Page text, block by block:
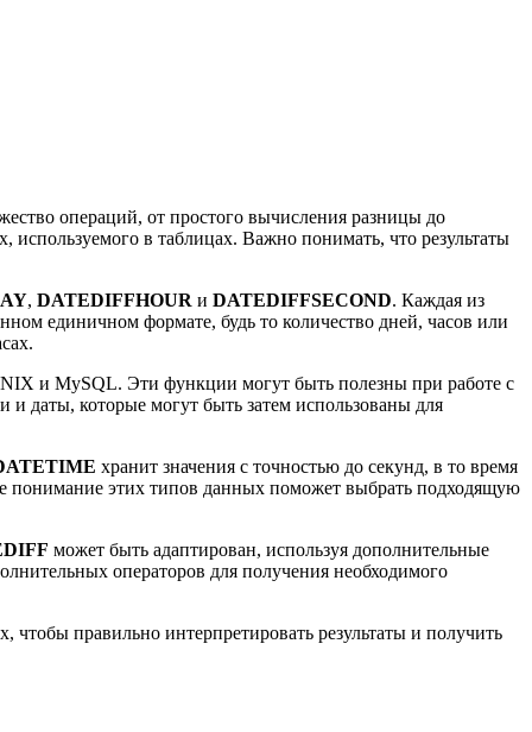
операций, от простого вычисления разницы до
в таблицах. Важно понимать, что результаты
, DATEDIFFHOUR и DATEDIFFSECOND. Каждая из
единичном формате, будь то количество дней, часов или
и MySQL. Эти функции могут быть полезны при работе с
даты, которые могут быть затем использованы для
хранит значения с точностью до секунд, в то время
понимание этих типов данных поможет выбрать подходящую
может быть адаптирован, используя дополнительные
операторов для получения необходимого
правильно интерпретировать результаты и получить